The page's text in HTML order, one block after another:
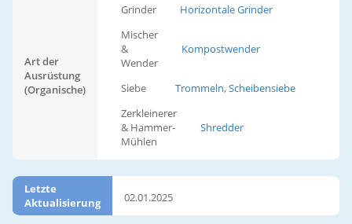
Art der
Ausrüstung
(Organische)
Grinder
Horizontale Grinder
Mischer
&
Wender
Kompostwender
Siebe
Trommeln, Scheibensiebe
Zerkleinerer
& Hammer-
Mühlen
Shredder
Letzte
Aktualisierung
02.01.2025